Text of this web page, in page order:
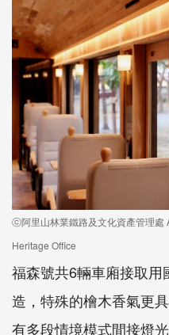
ⓒ阿里山林業鐵路及文化資產管理
Heritage Office
福森號共6輛車廂接取
造，特殊的檜木香氣更
有多段情境模式間接燈